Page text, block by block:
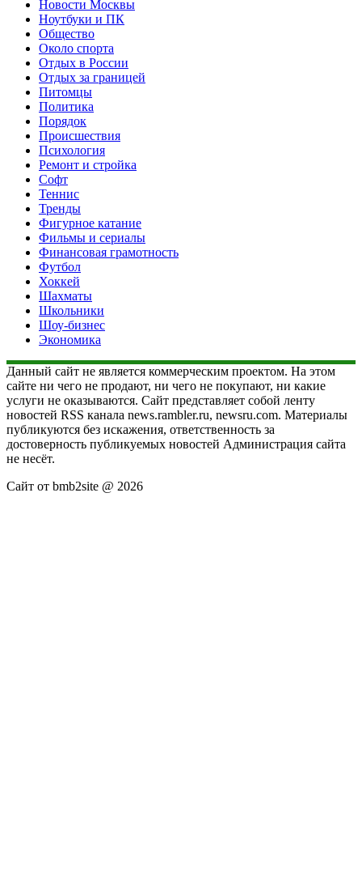
Новости Москвы
Ноутбуки и ПК
Общество
Около спорта
Отдых в России
Отдых за границей
Питомцы
Политика
Порядок
Происшествия
Психология
Ремонт и стройка
Софт
Теннис
Тренды
Фигурное катание
Фильмы и сериалы
Финансовая грамотность
Футбол
Хоккей
Шахматы
Школьники
Шоу-бизнес
Экономика
Данный сайт не является коммерческим проектом. На этом
сайте ни чего не продают, ни чего не покупают, ни какие
услуги не оказываются. Сайт представляет собой ленту
новостей RSS канала news.rambler.ru, newsru.com. Материалы
публикуются без искажения, ответственность за
достоверность публикуемых новостей Администрация сайта
не несёт.
Сайт от bmb2site @ 2026